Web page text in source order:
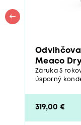
Meaco
Záruka 5
úsporný
319,00 €
>5 ks